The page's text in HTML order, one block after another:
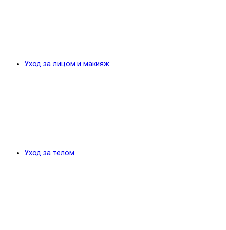
Уход за лицом и макияж
Уход за телом